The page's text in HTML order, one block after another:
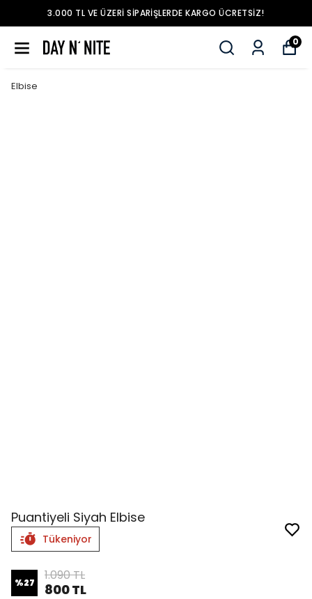
3.000 TL VE ÜZERI SIPARIŞLERDE KARGO ÜCRETSIZ!
0
Elbise
Puantiyeli Siyah Elbise
Tükeniyor
%27 1.090 TL
800 TL